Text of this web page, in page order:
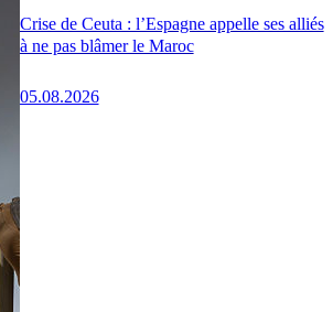
Crise de Ceuta : l’Espagne appelle ses alliés
à ne pas blâmer le Maroc
05.08.2026